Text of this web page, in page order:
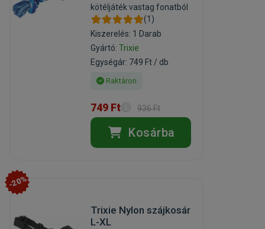
kötéljáték vastag fonatból
(1)
Kiszerelés: 1 Darab
Gyártó:Trixie
Egységár: 749 Ft / db
Raktáron
749 Ft 936 Ft
Kosárba
-20%
Trixie Nylon szájkosár
L-XL